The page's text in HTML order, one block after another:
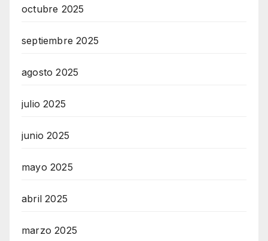
octubre 2025
septiembre 2025
agosto 2025
julio 2025
junio 2025
mayo 2025
abril 2025
marzo 2025